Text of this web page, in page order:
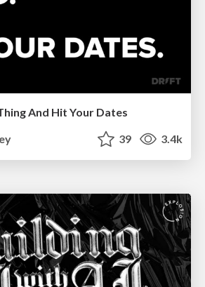
And Hit Your Dates
39 3.4k